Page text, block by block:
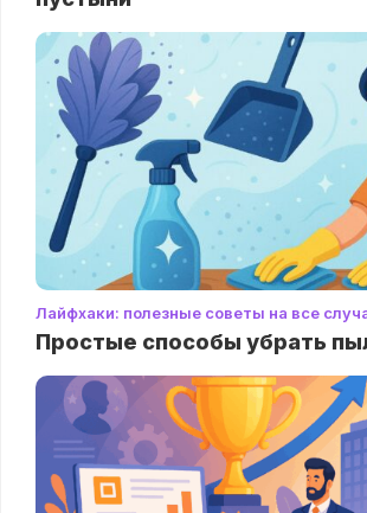
Лайфхаки: полезные советы на все
Простые способы убрать